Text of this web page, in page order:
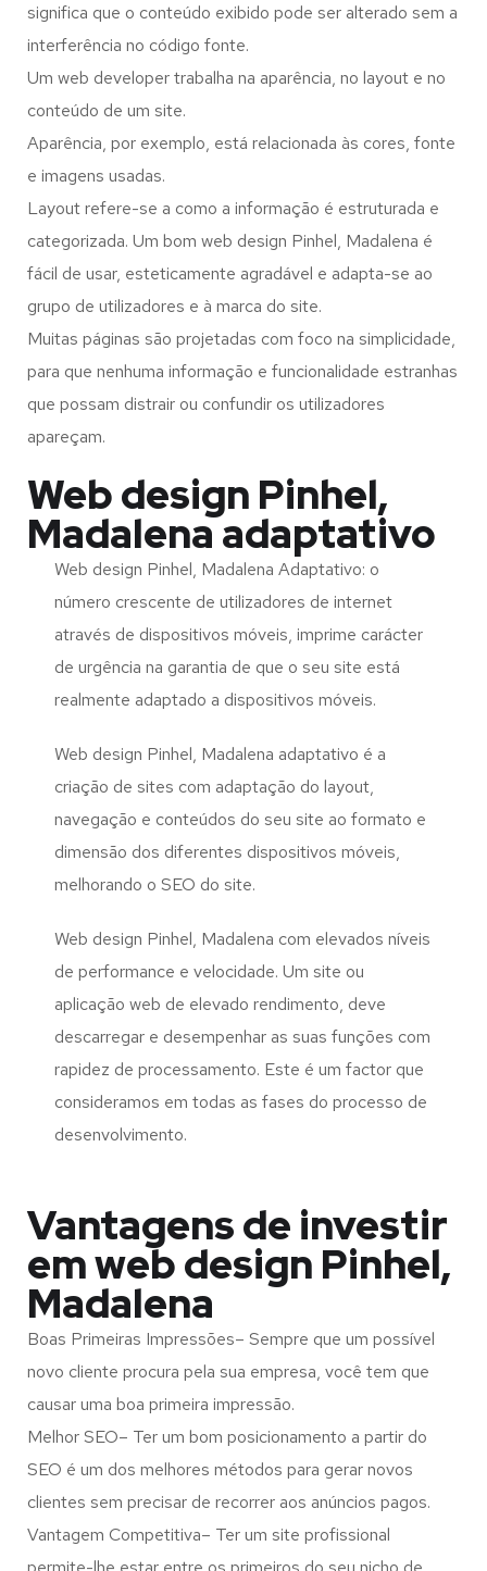
significa que o conteúdo exibido pode ser alterado sem a
interferência no código fonte.
Um web developer trabalha na aparência, no layout e no
conteúdo de um site.
Aparência, por exemplo, está relacionada às cores, fonte
e imagens usadas.
Layout refere-se a como a informação é estruturada e
categorizada. Um bom web design Pinhel, Madalena é
fácil de usar, esteticamente agradável e adapta-se ao
grupo de utilizadores e à marca do site.
Muitas páginas são projetadas com foco na simplicidade,
para que nenhuma informação e funcionalidade estranhas
que possam distrair ou confundir os utilizadores
apareçam.
Web design Pinhel,
Madalena adaptativo
Web design Pinhel, Madalena Adaptativo: o
número crescente de utilizadores de internet
através de dispositivos móveis, imprime carácter
de urgência na garantia de que o seu site está
realmente adaptado a dispositivos móveis.
Web design Pinhel, Madalena adaptativo é a
criação de sites com adaptação do layout,
navegação e conteúdos do seu site ao formato e
dimensão dos diferentes dispositivos móveis,
melhorando o SEO do site.
Web design Pinhel, Madalena com elevados níveis
de performance e velocidade. Um site ou
aplicação web de elevado rendimento, deve
descarregar e desempenhar as suas funções com
rapidez de processamento. Este é um factor que
consideramos em todas as fases do processo de
desenvolvimento.
Vantagens de investir
em web design Pinhel,
Madalena
Boas Primeiras Impressões– Sempre que um possível
novo cliente procura pela sua empresa, você tem que
causar uma boa primeira impressão.
Melhor SEO– Ter um bom posicionamento a partir do
SEO é um dos melhores métodos para gerar novos
clientes sem precisar de recorrer aos anúncios pagos.
Vantagem Competitiva– Ter um site profissional